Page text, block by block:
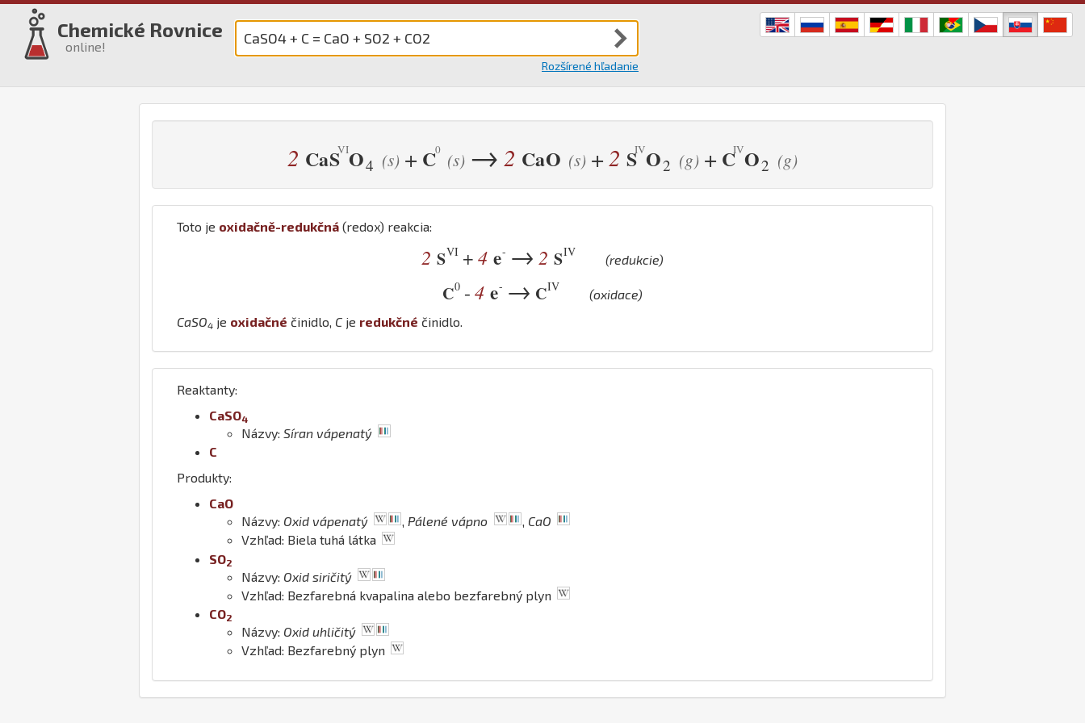
Chemické Rovnice
online!
Rozšírené hľadanie
2 CaS O4 (s) + C (s) → 2 CaO (s) +2 S O2 (g) + C O2 (g)
Toto je oxidačně-redukčná (redox) reakcia:
2 SVI +4 e- → 2 SIV
(redukcie)
C0 -4 e- → CIV
(oxidace)
CaSO4 je oxidačné činidlo, C je redukčné činidlo.
Reaktanty:
CaSO4
Názvy: Síran vápenatý
C
Produkty:
CaO
Názvy: Oxid vápenatý , Pálené vápno , CaO
Vzhľad: Biela tuhá látka
SO2
Názvy: Oxid siričitý
Vzhľad: Bezfarebná kvapalina alebo bezfarebný plyn
CO2
Názvy: Oxid uhličitý
Vzhľad: Bezfarebný plyn